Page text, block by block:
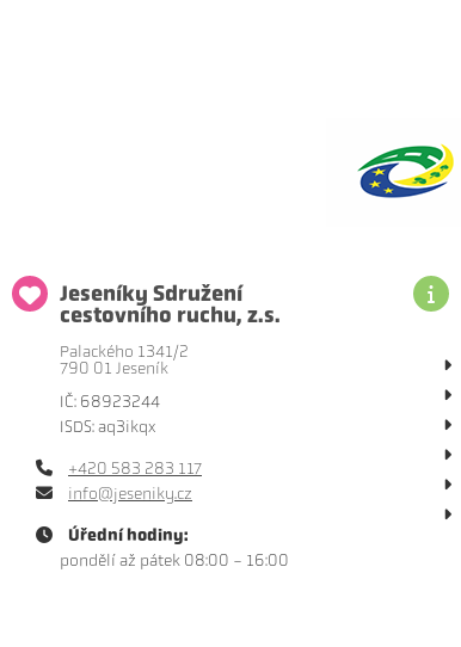
Jeseníky Sdružení
cestovního ruchu, z.s.
Palackého 1341/2
790 01 Jeseník
IČ: 68923244
ISDS: aq3ikqx
+420 583 283 117
info@jeseniky.cz
Úřední hodiny:
pondělí až pátek 08:00 - 16:00